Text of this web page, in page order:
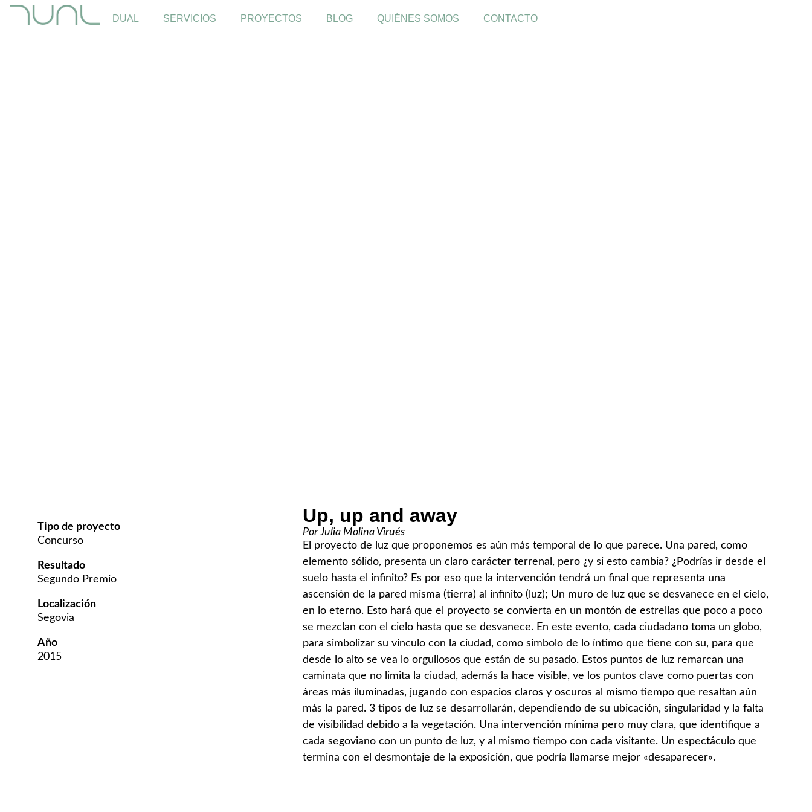
DUAL SERVICIOS PROYECTOS BLOG QUIÉNES SOMOS CONTACTO
Tipo de proyecto
Concurso
Resultado
Segundo Premio
Localización
Segovia
Año
2015
Up, up and away
Por Julia Molina Virués
El proyecto de luz que proponemos es aún más temporal de lo que parece. Una pared, como
elemento sólido, presenta un claro carácter terrenal, pero ¿y si esto cambia? ¿Podrías ir desde el
suelo hasta el infinito? Es por eso que la intervención tendrá un final que representa una
ascensión de la pared misma (tierra) al infinito (luz); Un muro de luz que se desvanece en el cielo,
en lo eterno. Esto hará que el proyecto se convierta en un montón de estrellas que poco a poco
se mezclan con el cielo hasta que se desvanece. En este evento, cada ciudadano toma un globo,
para simbolizar su vínculo con la ciudad, como símbolo de lo íntimo que tiene con su, para que
desde lo alto se vea lo orgullosos que están de su pasado. Estos puntos de luz remarcan una
caminata que no limita la ciudad, además la hace visible, ve los puntos clave como puertas con
áreas más iluminadas, jugando con espacios claros y oscuros al mismo tiempo que resaltan aún
más la pared. 3 tipos de luz se desarrollarán, dependiendo de su ubicación, singularidad y la falta
de visibilidad debido a la vegetación. Una intervención mínima pero muy clara, que identifique a
cada segoviano con un punto de luz, y al mismo tiempo con cada visitante. Un espectáculo que
termina con el desmontaje de la exposición, que podría llamarse mejor «desaparecer».